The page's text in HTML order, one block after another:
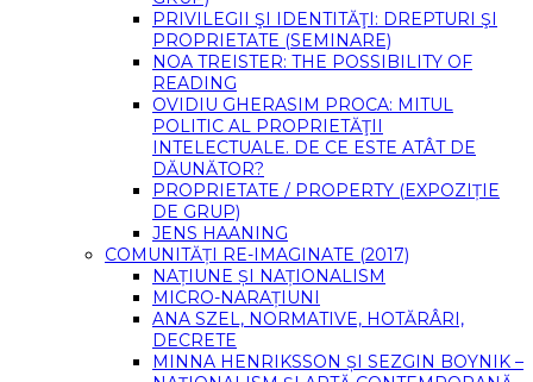
PRIVILEGII ŞI IDENTITĂŢI: DREPTURI ŞI
PROPRIETATE (SEMINARE)
NOA TREISTER: THE POSSIBILITY OF
READING
OVIDIU GHERASIM PROCA: MITUL
POLITIC AL PROPRIETĂŢII
INTELECTUALE. DE CE ESTE ATÂT DE
DĂUNĂTOR?
PROPRIETATE / PROPERTY (EXPOZIȚIE
DE GRUP)
JENS HAANING
COMUNITĂȚI RE-IMAGINATE (2017)
NAȚIUNE ȘI NAȚIONALISM
MICRO-NARAȚIUNI
ANA SZEL, NORMATIVE, HOTĂRÂRI,
DECRETE
MINNA HENRIKSSON ȘI SEZGIN BOYNIK –